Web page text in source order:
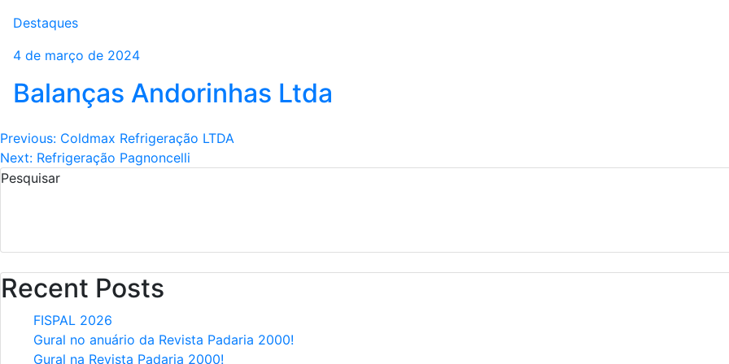
Destaques
4 de março de 2024
Balanças Andorinhas Ltda
Navegação
de
Previous: Coldmax Refrigeração LTDA
Next: Refrigeração Pagnoncelli
Pesquisar
Recent Posts
FISPAL 2026
Gural no anuário da Revista Padaria 2000!
Gural na Revista Padaria 2000!